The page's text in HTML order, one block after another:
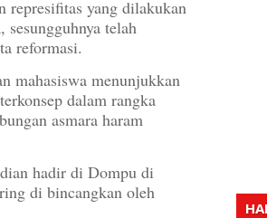
represifitas yang dilakukan
telah
reformasi.
mahasiswa menunjukkan
dalam rangka
asmara haram
hadir di Dompu di
di bincangkan oleh